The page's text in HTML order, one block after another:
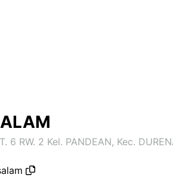
RW. 2 Kel. PANDEAN, Kec.